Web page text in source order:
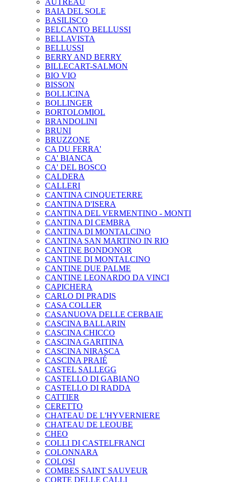
AUTREAU
BAIA DEL SOLE
BASILISCO
BELCANTO BELLUSSI
BELLAVISTA
BELLUSSI
BERRY AND BERRY
BILLECART-SALMON
BIO VIO
BISSON
BOLLICINA
BOLLINGER
BORTOLOMIOL
BRANDOLINI
BRUNI
BRUZZONE
CA DU FERRA'
CA' BIANCA
CA' DEL BOSCO
CALDERA
CALLERI
CANTINA CINQUETERRE
CANTINA D'ISERA
CANTINA DEL VERMENTINO - MONTI
CANTINA DI CEMBRA
CANTINA DI MONTALCINO
CANTINA SAN MARTINO IN RIO
CANTINE BONDONOR
CANTINE DI MONTALCINO
CANTINE DUE PALME
CANTINE LEONARDO DA VINCI
CAPICHERA
CARLO DI PRADIS
CASA COLLER
CASANUOVA DELLE CERBAIE
CASCINA BALLARIN
CASCINA CHICCO
CASCINA GARITINA
CASCINA NIRASCA
CASCINA PRAIÉ
CASTEL SALLEGG
CASTELLO DI GABIANO
CASTELLO DI RADDA
CATTIER
CERETTO
CHATEAU DE L'HYVERNIERE
CHATEAU DE LEOUBE
CHEO
COLLI DI CASTELFRANCI
COLONNARA
COLOSI
COMBES SAINT SAUVEUR
CORTE DELLE CALLI